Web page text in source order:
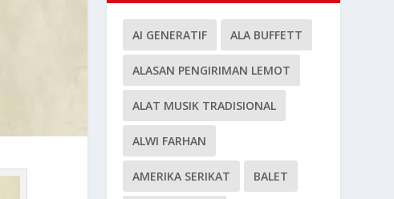
AI GENERATIF ALA BUFFETT
ALASAN PENGIRIMAN LEMOT
ALAT MUSIK TRADISIONAL
ALWI FARHAN
AMERIKA SERIKAT BALET